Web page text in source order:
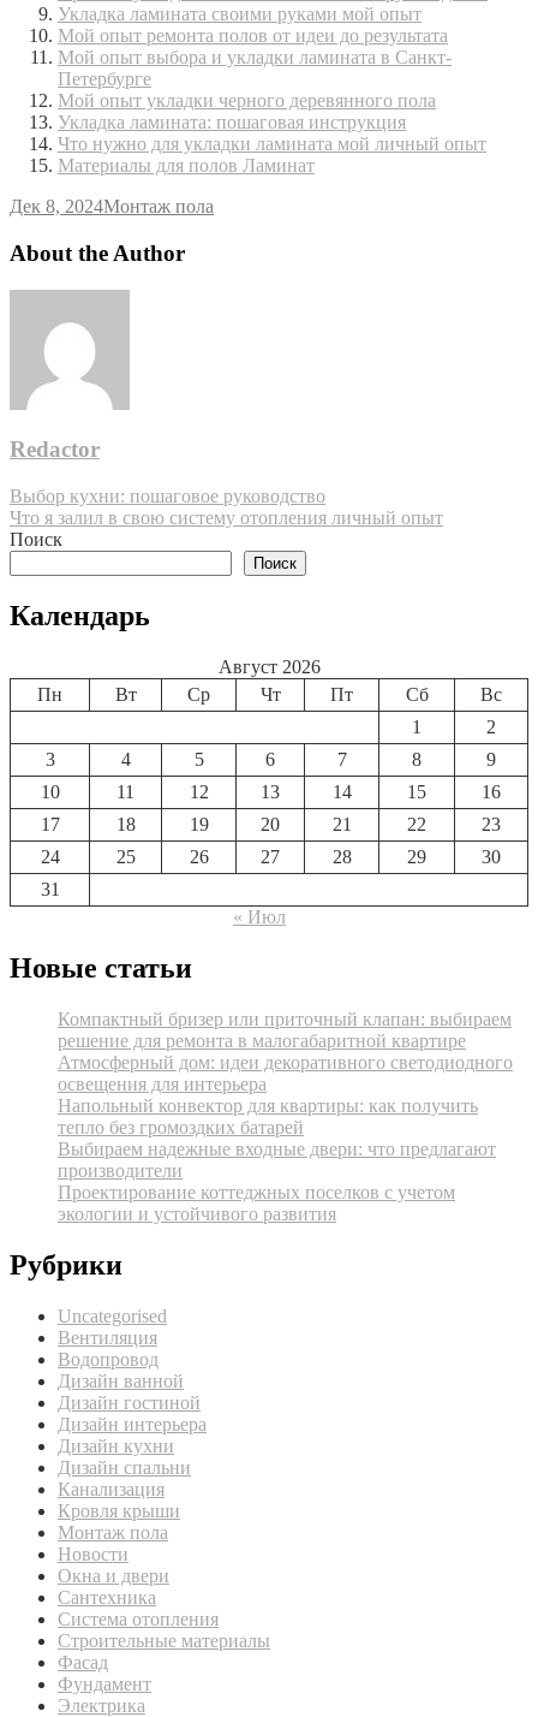
Укладка ламината своими руками мой опыт
Мой опыт ремонта полов от идеи до результата
Мой опыт выбора и укладки ламината в Санкт-
Петербурге
Мой опыт укладки черного деревянного пола
Укладка ламината: пошаговая инструкция
Что нужно для укладки ламината мой личный опыт
Материалы для полов Ламинат
Дек 8, 2024Монтаж пола
About the Author
Redactor
Навигация
по
Выбор кухни: пошаговое руководство
Что я залил в свою систему отопления личный опыт
Поиск
Поиск
Календарь
Август 2026
Пн
Вт Ср Чт Пт Сб
Вс
1
2
3
4 5 6 7 8
9
10
11 12 13 14 15
16
17
18 19 20 21 22
23
24
25 26 27 28 29
30
31
« Июл
Новые статьи
Компактный бризер или приточный клапан: выбираем
решение для ремонта в малогабаритной квартире
Атмосферный дом: идеи декоративного светодиодного
освещения для интерьера
Напольный конвектор для квартиры: как получить
тепло без громоздких батарей
Выбираем надежные входные двери: что предлагают
производители
Проектирование коттеджных поселков с учетом
экологии и устойчивого развития
Рубрики
Uncategorised
Вентиляция
Водопровод
Дизайн ванной
Дизайн гостиной
Дизайн интерьера
Дизайн кухни
Дизайн спальни
Канализация
Кровля крыши
Монтаж пола
Новости
Окна и двери
Сантехника
Система отопления
Строительные материалы
Фасад
Фундамент
Электрика